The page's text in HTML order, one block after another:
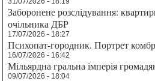
Заборонене розслідування:
очільника ДБР
17/07/2026 - 18:27
Психопат-городник. Портрет
16/07/2026 - 16:42
Мільярдна гральна імперія
09/07/2026 - 18:04